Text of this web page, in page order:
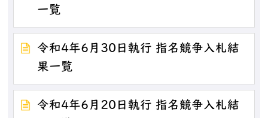
一覧
令和4年6月30日執行 指名競争入札結
果一覧
令和4年6月20日執行 指名競争入札結